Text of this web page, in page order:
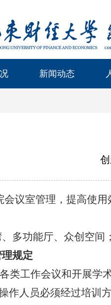
新闻动态
会议室管理，提高使
、 多功能厅、众创空间
规定
类工作会议和开展学
作人员必须经过培训